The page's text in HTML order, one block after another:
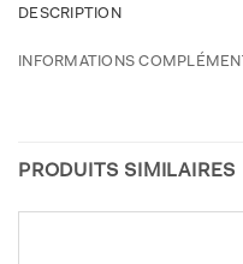
DESCRIPTION
INFORMATIONS
PRODUITS SIMILAIRES